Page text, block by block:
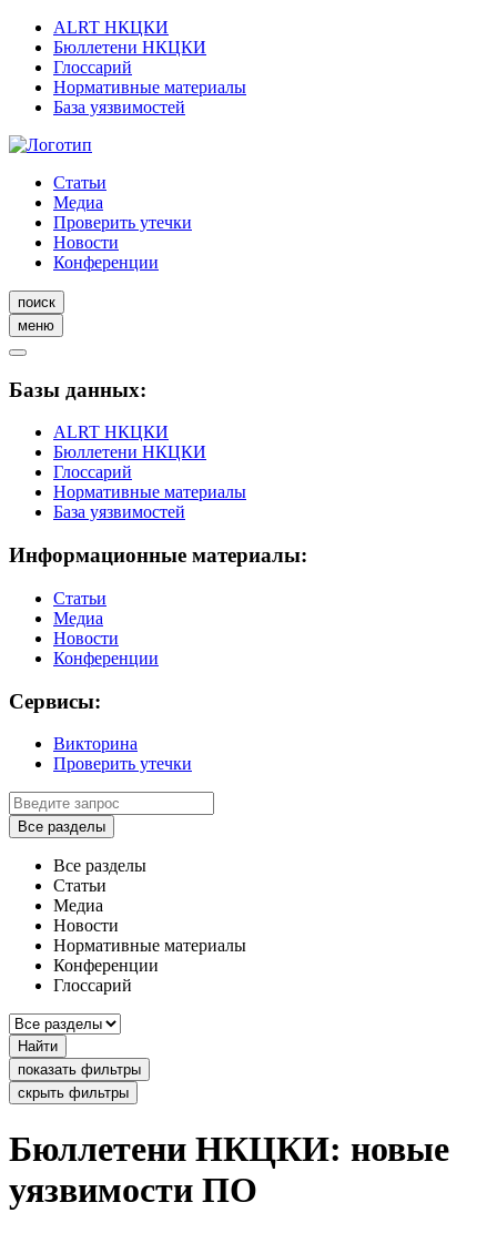
ALRT НКЦКИ
Бюллетени НКЦКИ
Глоссарий
Нормативные материалы
База уязвимостей
Статьи
Медиа
Проверить утечки
Новости
Конференции
поиск
меню
Базы данных:
ALRT НКЦКИ
Бюллетени НКЦКИ
Глоссарий
Нормативные материалы
База уязвимостей
Информационные материалы:
Статьи
Медиа
Новости
Конференции
Сервисы:
Викторина
Проверить утечки
Все разделы
Все разделы
Статьи
Медиа
Новости
Нормативные материалы
Конференции
Глоссарий
Найти
показать фильтры
скрыть фильтры
Бюллетени НКЦКИ: новые
уязвимости ПО